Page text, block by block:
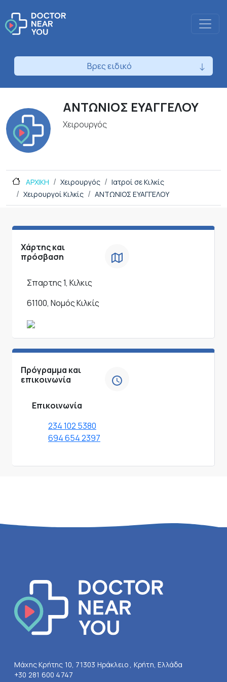
Βρες ειδικό
ΑΝΤΩΝΙΟΣ ΕΥΑΓΓΕΛΟΥ
Χειρουργός
ΑΡΧΙΚΗ Χειρουργός
Ιατροί σε Κιλκίς
Χειρουργοί Κιλκίς
ΑΝΤΩΝΙΟΣ ΕΥΑΓΓΕΛΟΥ
Χάρτης και
πρόσβαση
Σπαρτης 1, Κιλκις
61100, Νομός Κιλκίς
Πρόγραμμα και
επικοινωνία
Επικοινωνία
234 102 5380
694 654 2397
Μάχης Κρήτης 10, 71303 Ηράκλειο , Κρήτη, Ελλάδα
+30 281 600 4747